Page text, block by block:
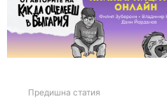
Предишна статия